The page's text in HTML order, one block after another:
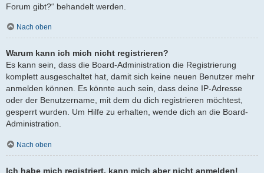
Forum gibt?“ behandelt werden.
Nach oben
Warum kann ich mich nicht registrieren?
Es kann sein, dass die Board-Administration die Registrierung
komplett ausgeschaltet hat, damit sich keine neuen Benutzer mehr
anmelden können. Es könnte auch sein, dass deine IP-Adresse
oder der Benutzername, mit dem du dich registrieren möchtest,
gesperrt wurden. Um Hilfe zu erhalten, wende dich an die Board-
Administration.
Nach oben
Ich habe mich registriert, kann mich aber nicht anmelden!